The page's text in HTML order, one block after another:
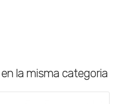
en la misma categoria